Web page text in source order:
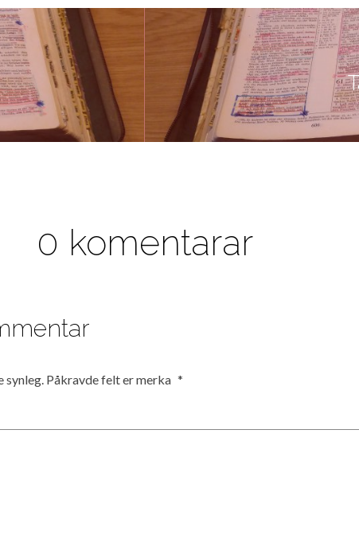
0 komentarar
synleg. Påkravde felt er merka *